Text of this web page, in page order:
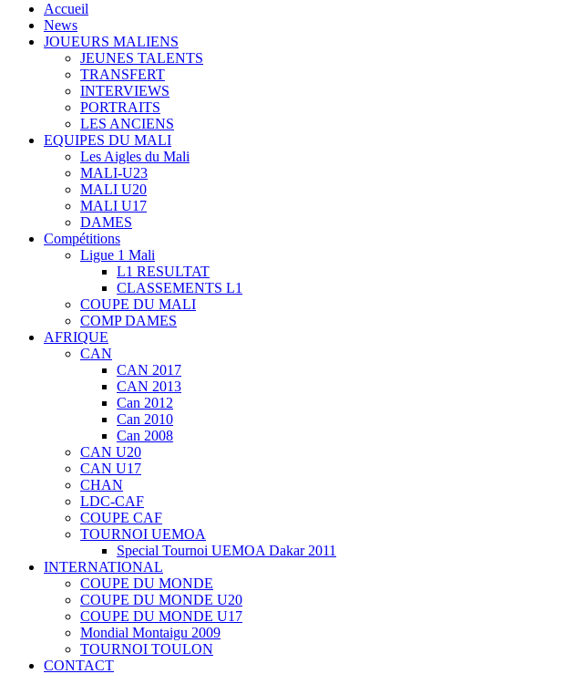
Accueil
News
JOUEURS MALIENS
JEUNES TALENTS
TRANSFERT
INTERVIEWS
PORTRAITS
LES ANCIENS
EQUIPES DU MALI
Les Aigles du Mali
MALI-U23
MALI U20
MALI U17
DAMES
Compétitions
Ligue 1 Mali
L1 RESULTAT
CLASSEMENTS L1
COUPE DU MALI
COMP DAMES
AFRIQUE
CAN
CAN 2017
CAN 2013
Can 2012
Can 2010
Can 2008
CAN U20
CAN U17
CHAN
LDC-CAF
COUPE CAF
TOURNOI UEMOA
Special Tournoi UEMOA Dakar 2011
INTERNATIONAL
COUPE DU MONDE
COUPE DU MONDE U20
COUPE DU MONDE U17
Mondial Montaigu 2009
TOURNOI TOULON
CONTACT